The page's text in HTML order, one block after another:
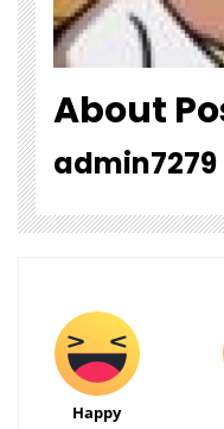
About
admin7279
Happy